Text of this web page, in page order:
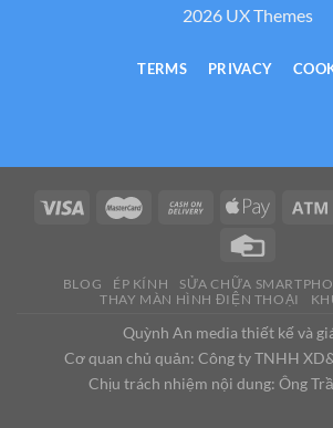
2026 UX Themes
TERMS PRIVACY
BLOG ÉP KÍNH SỬA CHỮA
THAY MÀN HÌNH ĐIỆN THOẠI
Quỳnh An media thiết kế và
Cơ quan chủ quản: Công ty TNHH
Chịu trách nhiệm nội dung: Ông